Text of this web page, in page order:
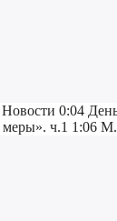
0:04
ч.1